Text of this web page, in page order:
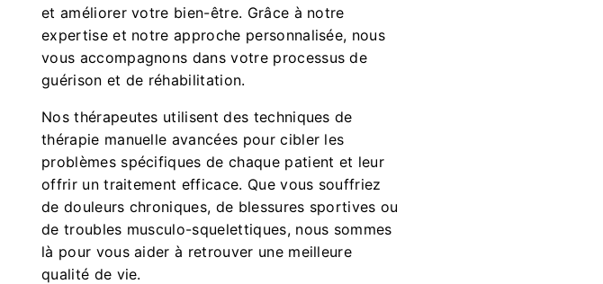
et améliorer votre bien-être. Grâce à notre
expertise et notre approche personnalisée, nous
vous accompagnons dans votre processus de
guérison et de réhabilitation.
Nos thérapeutes utilisent des techniques de
thérapie manuelle avancées pour cibler les
problèmes spécifiques de chaque patient et leur
offrir un traitement efficace. Que vous souffriez
de douleurs chroniques, de blessures sportives ou
de troubles musculo-squelettiques, nous sommes
là pour vous aider à retrouver une meilleure
qualité de vie.